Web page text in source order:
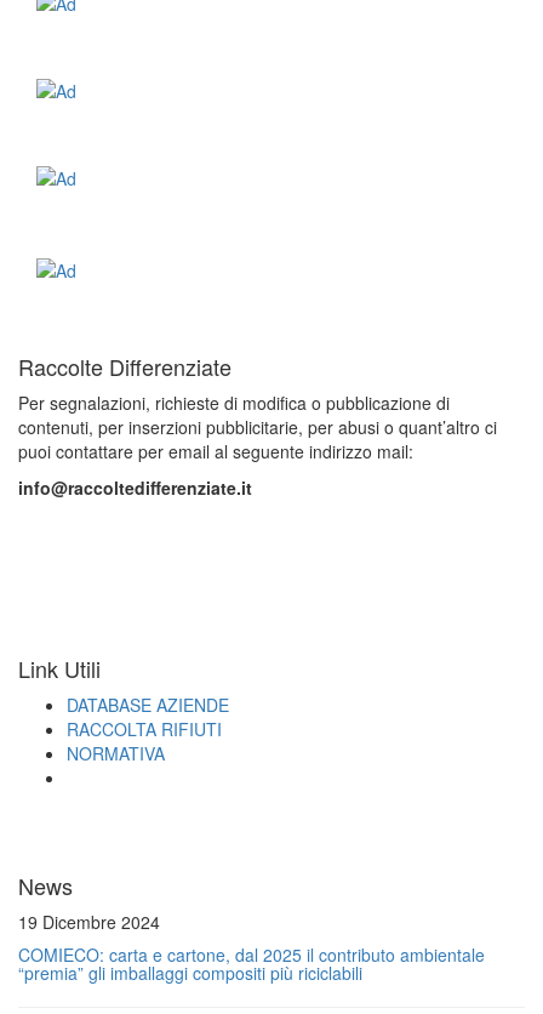
Raccolte Differenziate
Per segnalazioni, richieste di modifica o pubblicazione di
contenuti, per inserzioni pubblicitarie, per abusi o quant’altro ci
puoi contattare per email al seguente indirizzo mail:
info@raccoltedifferenziate.it
Link Utili
DATABASE AZIENDE
RACCOLTA RIFIUTI
NORMATIVA
News
19 Dicembre 2024
COMIECO: carta e cartone, dal 2025 il contributo ambientale
“premia” gli imballaggi compositi più riciclabili